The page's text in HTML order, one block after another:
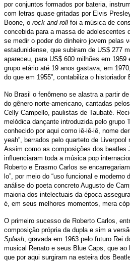
por conjuntos formados por bateria,
com letras quase gritadas por Elvis
Boone, o rock and roll foi a música de
concebida para a massa de adolescentes
se medir o poder do dinheiro jovem pelas
estadunidense, que subiram de US$ 277
apareceu, para US$ 600 milhões em
grupo etário até 19 anos gastava, em
do que em 1955”, contabiliza o historiador
No Brasil o fenômeno se alastra a partir
do gênero norte-americano, cantadas
Celly Campello, paulistas de Taubaté.
melódica dançante introduzida pelo grupo
conhecido por aqui como iê-iê-iê, nome
yeah”, berrados pelo quarteto de Liverpool
Assim como as composições dos beatles
influenciaram toda a música pop
Roberto e Erasmo Carlos se
lo”, por meio do “uso funcional e moderno
análise do poeta concreto Augusto de
maioria dos intelectuais da época
é, em seus melhores momentos, mera
O primeiro sucesso de Roberto Carlos,
composição própria da dupla e sim a
Splash, gravada em 1963 pelo futuro Rei
musical Renato e seus Blue Caps, que ao
que por aqui surgiram na esteira dos